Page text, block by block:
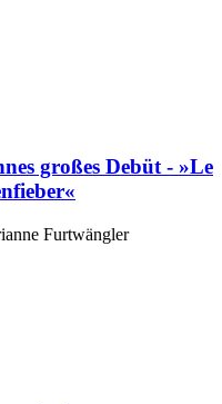
großes Debüt - »Le
Furtwängler